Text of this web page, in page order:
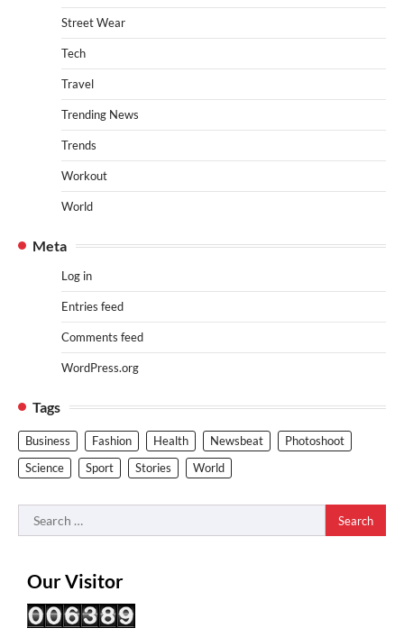
Street Wear
Tech
Travel
Trending News
Trends
Workout
World
Meta
Log in
Entries feed
Comments feed
WordPress.org
Tags
Business Fashion Health Newsbeat
Photoshoot
Science
Sport Stories World
Search
for:
Our Visitor